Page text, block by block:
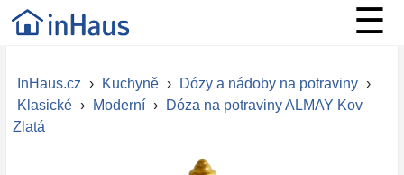
☰
InHaus.cz › Kuchyně › Dózy a nádoby na potraviny ›
Klasické › Moderní ›
Dóza na potraviny ALMAY Kov
Zlatá